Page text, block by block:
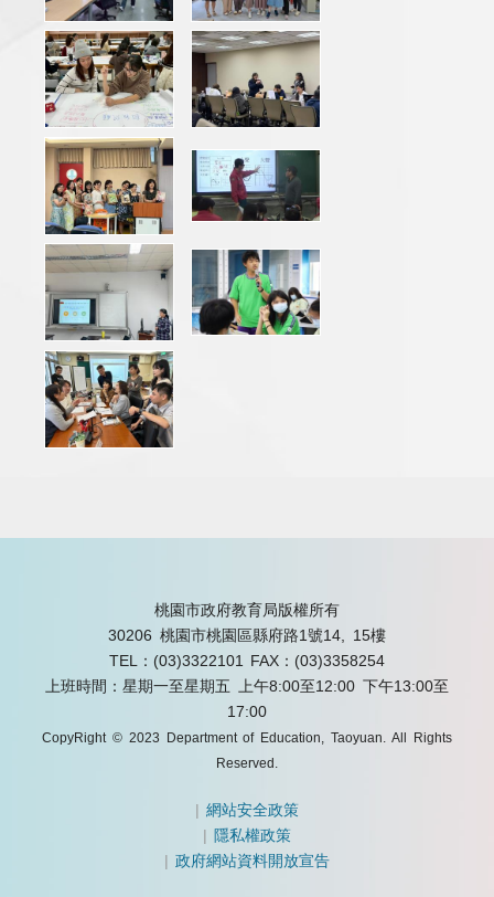
桃園市政府教育局版權所有
30206 桃園市桃園區縣府路1號14, 15樓
TEL：(03)3322101
FAX：(03)3358254
上班時間：星期一至星期五 上午8:00至12:00 下午13:00至
17:00
CopyRight © 2023 Department of Education, Taoyuan. All Rights
Reserved.
|網站安全政策
|隱私權政策
|政府網站資料開放宣告